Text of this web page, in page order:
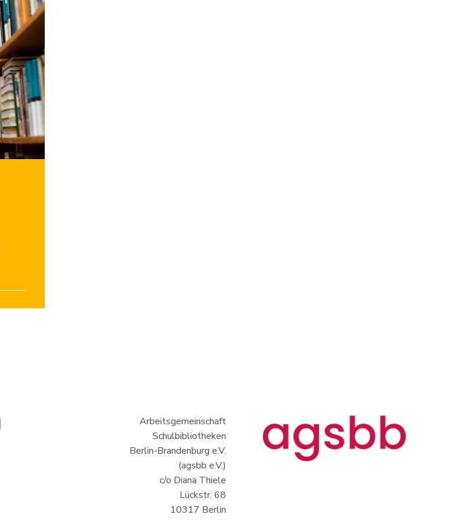
Arbeitsgemeinschaft
Schulbibliotheken
Berlin-Brandenburg e.V.
(agsbb e.V.)
c/o Diana Thiele
Lückstr. 68
10317 Berlin